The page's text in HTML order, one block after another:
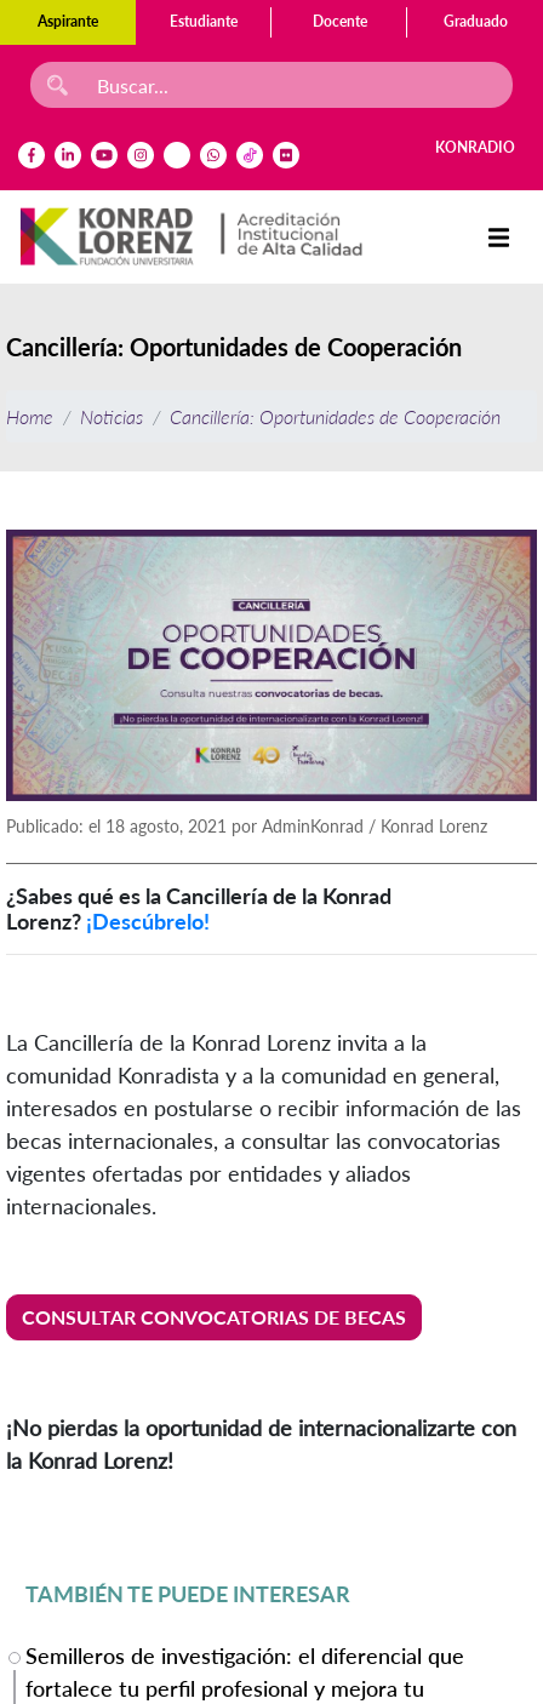
Aspirante Estudiante Docente Graduado
KONRADIO
Cancillería: Oportunidades de Cooperación
Home Noticias Cancillería: Oportunidades de Cooperación
Publicado: el 18 agosto, 2021 por AdminKonrad / Konrad Lorenz
¿Sabes qué es la Cancillería de la Konrad
Lorenz? ¡Descúbrelo!
La Cancillería de la Konrad Lorenz invita a la
comunidad Konradista y a la comunidad en general,
interesados en postularse o recibir información de las
becas internacionales, a consultar las convocatorias
vigentes ofertadas por entidades y aliados
internacionales.
CONSULTAR CONVOCATORIAS DE BECAS
¡No pierdas la oportunidad de internacionalizarte con
la Konrad Lorenz!
TAMBIÉN TE PUEDE INTERESAR
Semilleros de investigación: el diferencial que
fortalece tu perfil profesional y mejora tu